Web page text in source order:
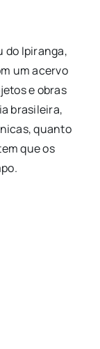
do Ipiranga,
um acervo
e obras
brasileira,
quanto
que os